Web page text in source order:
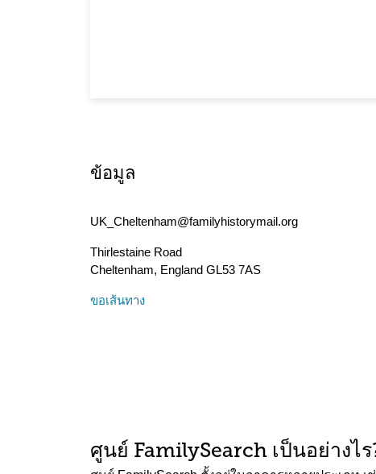
ข้อมูล
UK_Cheltenham@familyhistorymail.org
Thirlestaine Road
Cheltenham, England GL53 7AS
ขอเส้นทาง
ศูนย์ FamilySearch เป็นอย่างไร